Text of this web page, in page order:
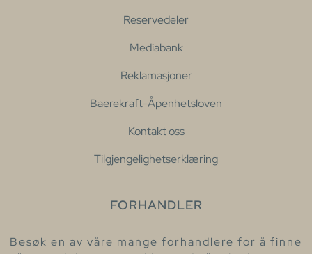
Reservedeler
Mediabank
Reklamasjoner
Baerekraft-Åpenhetsloven
Kontakt oss
Tilgjengelighetserklæring
FORHANDLER
Besøk en av våre mange forhandlere for å finne